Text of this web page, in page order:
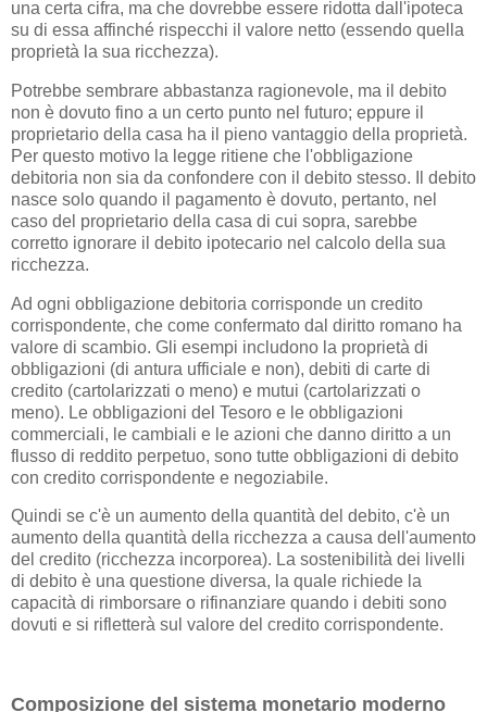
una certa cifra, ma che dovrebbe essere ridotta dall'ipoteca
su di essa affinché rispecchi il valore netto (essendo quella
proprietà la sua ricchezza).
Potrebbe sembrare abbastanza ragionevole, ma il debito
non è dovuto fino a un certo punto nel futuro; eppure il
proprietario della casa ha il pieno vantaggio della proprietà.
Per questo motivo la legge ritiene che l'obbligazione
debitoria non sia da confondere con il debito stesso. Il debito
nasce solo quando il pagamento è dovuto, pertanto, nel
caso del proprietario della casa di cui sopra, sarebbe
corretto ignorare il debito ipotecario nel calcolo della sua
ricchezza.
Ad ogni obbligazione debitoria corrisponde un credito
corrispondente, che come confermato dal diritto romano ha
valore di scambio. Gli esempi includono la proprietà di
obbligazioni (di antura ufficiale e non), debiti di carte di
credito (cartolarizzati o meno) e mutui (cartolarizzati o
meno). Le obbligazioni del Tesoro e le obbligazioni
commerciali, le cambiali e le azioni che danno diritto a un
flusso di reddito perpetuo, sono tutte obbligazioni di debito
con credito corrispondente e negoziabile.
Quindi se c'è un aumento della quantità del debito, c'è un
aumento della quantità della ricchezza a causa dell'aumento
del credito (ricchezza incorporea). La sostenibilità dei livelli
di debito è una questione diversa, la quale richiede la
capacità di rimborsare o rifinanziare quando i debiti sono
dovuti e si rifletterà sul valore del credito corrispondente.
Composizione del sistema monetario moderno